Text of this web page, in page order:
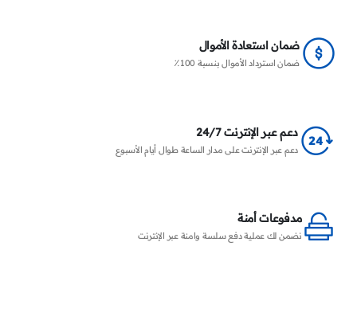
ضمان استعادة الأموال
ضمان استرداد الأموال بنسبة 100٪
دعم عبر الإنترنت 24/7
دعم عبر الإنترنت على مدار الساعة طوال أيام الأسبوع
مدفوعات أمنة
نضمن لك عملية دفع سلسة وامنة عبر الإنترنت